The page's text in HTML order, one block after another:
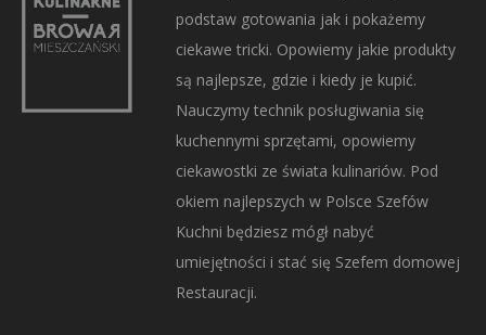
podstaw gotowania jak i pokażemy
ciekawe tricki. Opowiemy jakie produkty
są najlepsze, gdzie i kiedy je kupić.
Nauczymy technik posługiwania się
kuchennymi sprzętami, opowiemy
ciekawostki ze świata kulinariów. Pod
okiem najlepszych w Polsce Szefów
Kuchni będziesz mógł nabyć
umiejętności i stać się Szefem domowej
Restauracji.